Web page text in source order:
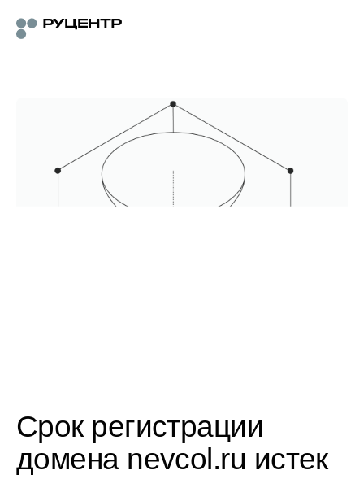
Срок регистрации
домена nevcol.ru истек